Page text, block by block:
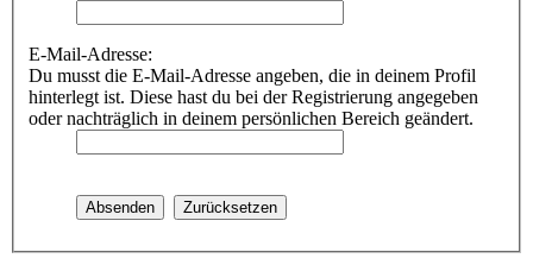
E-Mail-Adresse:
Du musst die E-Mail-Adresse angeben, die in deinem Profil
hinterlegt ist. Diese hast du bei der Registrierung angegeben
oder nachträglich in deinem persönlichen Bereich geändert.